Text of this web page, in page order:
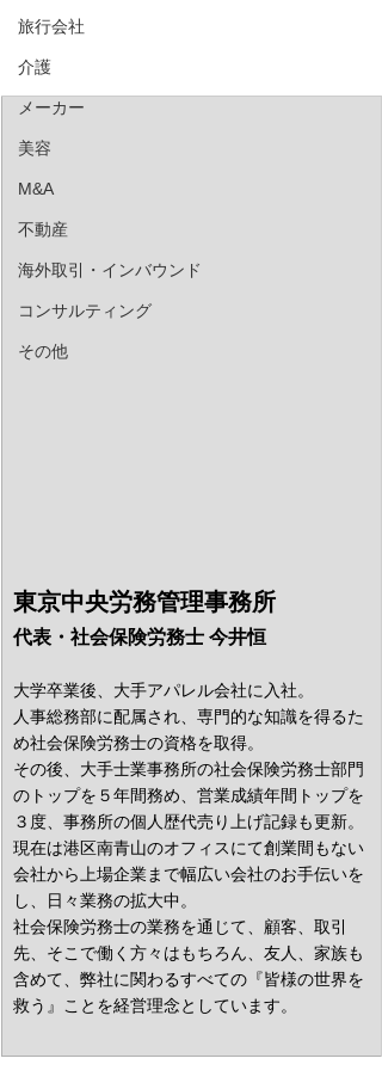
旅行会社
介護
メーカー
美容
M&A
不動産
海外取引・インバウンド
コンサルティング
その他
東京中央労務管理事務所
代表・社会保険労務士 今井恒
大学卒業後、大手アパレル会社に入社。
人事総務部に配属され、専門的な知識を得るた
め社会保険労務士の資格を取得。
その後、大手士業事務所の社会保険労務士部門
のトップを５年間務め、営業成績年間トップを
３度、事務所の個人歴代売り上げ記録も更新。
現在は港区南青山のオフィスにて創業間もない
会社から上場企業まで幅広い会社のお手伝いを
し、日々業務の拡大中。
社会保険労務士の業務を通じて、顧客、取引
先、そこで働く方々はもちろん、友人、家族も
含めて、弊社に関わるすべての『皆様の世界を
救う』ことを経営理念としています。